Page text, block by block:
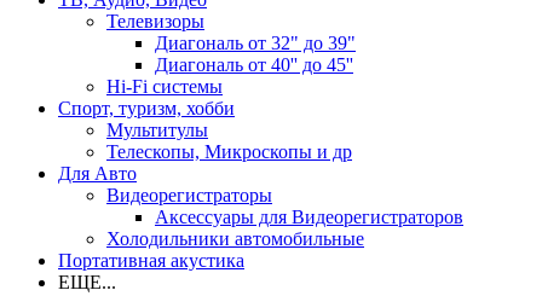
Телевизоры
Диагональ от 32" до 39"
Диагональ от 40'' до 45''
Hi-Fi системы
Спорт, туризм, хобби
Мультитулы
Телескопы, Микроскопы и др
Для Авто
Видеорегистраторы
Аксессуары для Видеорегистраторов
Холодильники автомобильные
Портативная акустика
ЕЩЕ...